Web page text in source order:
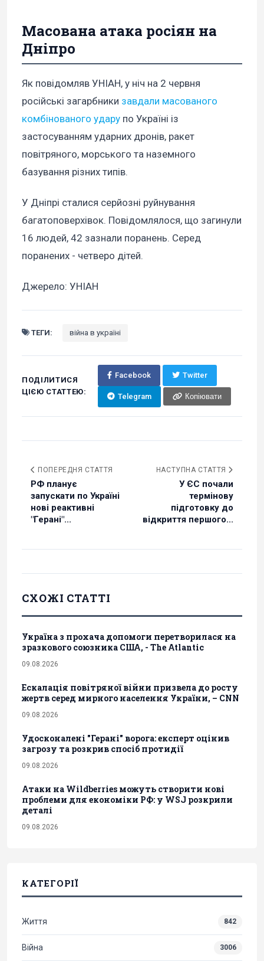
Масована атака росіян на
Дніпро
Як повідомляв УНІАН, у ніч на 2 червня
російські загарбники завдали масованого
комбінованого удару по Україні із
застосуванням ударних дронів, ракет
повітряного, морського та наземного
базування різних типів.
У Дніпрі сталися серйозні руйнування
багатоповерхівок. Повідомлялося, що загинули
16 людей, 42 зазнали поранень. Серед
поранених - четверо дітей.
Джерело: УНІАН
ТЕГИ: війна в україні
ПОДІЛИТИСЯ
ЦІЄЮ СТАТТЕЮ:
Facebook Twitter
Telegram Копіювати
ПОПЕРЕДНЯ СТАТТЯ
РФ планує
запускати по Україні
нові реактивні
"Герані"...
НАСТУПНА СТАТТЯ
У ЄС почали
термінову
підготовку до
відкриття першого...
СХОЖІ СТАТТІ
Україна з прохача допомоги перетворилася на
зразкового союзника США, - The Atlantic
09.08.2026
Ескалація повітряної війни призвела до росту
жертв серед мирного населення України, – CNN
09.08.2026
Удосконалені "Герані" ворога: експерт оцінив
загрозу та розкрив спосіб протидії
09.08.2026
Атаки на Wildberries можуть створити нові
проблеми для економіки РФ: у WSJ розкрили
деталі
09.08.2026
КАТЕГОРІЇ
Життя 842
Війна 3006